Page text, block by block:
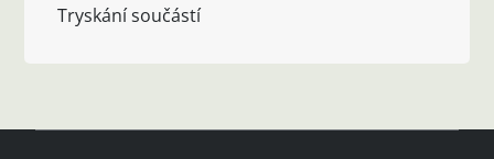
Tryskání součástí